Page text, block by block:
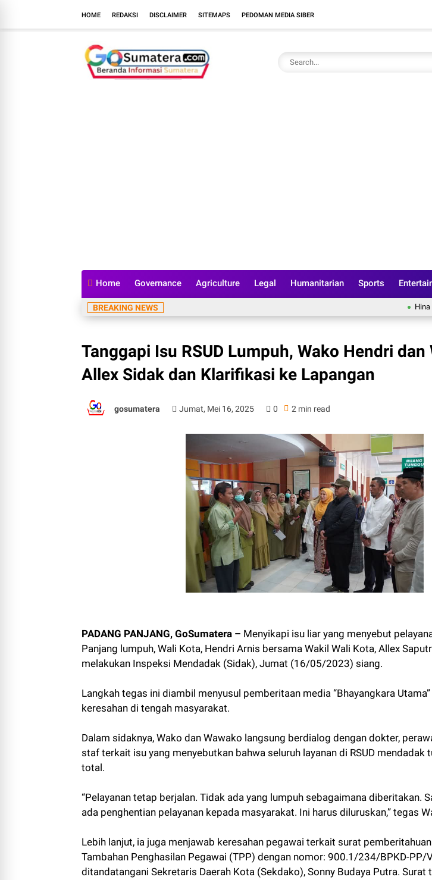
HOME REDAKSI DISCLAIMER SITEMAPS PEDOMAN MEDIA SIBER
Home Governance Agriculture Legal Humanitarian Sports
BREAKING NEWS Hina
Tanggapi Isu RSUD Lumpuh, Wako Hendri dan
Allex Sidak dan Klarifikasi ke Lapangan
gosumatera Jumat, Mei 16, 2025 0 2 min read
PADANG PANJANG, GoSumatera – Menyikapi isu liar yang menyebut
Panjang lumpuh, Wali Kota, Hendri Arnis bersama Wakil Wali Kota, Allex
melakukan Inspeksi Mendadak (Sidak), Jumat (16/05/2023) siang.
Langkah tegas ini diambil menyusul pemberitaan media “Bhayangkara
keresahan di tengah masyarakat.
Dalam sidaknya, Wako dan Wawako langsung berdialog dengan dokter,
staf terkait isu yang menyebutkan bahwa seluruh layanan di RSUD mendadak
total.
“Pelayanan tetap berjalan. Tidak ada yang lumpuh sebagaimana diberitakan.
ada penghentian pelayanan kepada masyarakat. Ini harus diluruskan,” tegas
Lebih lanjut, ia juga menjawab keresahan pegawai terkait surat
Tambahan Penghasilan Pegawai (TPP) dengan nomor: 900.1/234/BPKD-PP/
ditandatangani Sekretaris Daerah Kota (Sekdako), Sonny Budaya Putra. Surat